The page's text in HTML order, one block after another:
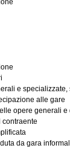
e
alle gare
opere generali
contraente
da gara